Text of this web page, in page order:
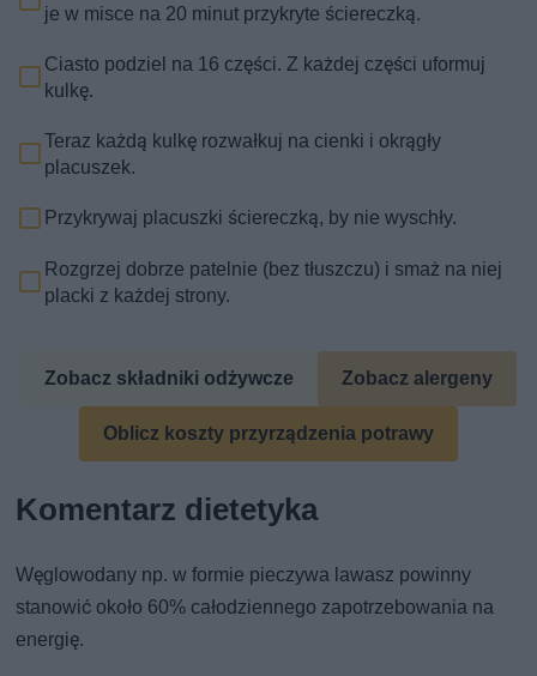
je w misce na 20 minut przykryte ściereczką.
Ciasto podziel na 16 części. Z każdej części uformuj
kulkę.
Teraz każdą kulkę rozwałkuj na cienki i okrągły
placuszek.
Przykrywaj placuszki ściereczką, by nie wyschły.
Rozgrzej dobrze patelnie (bez tłuszczu) i smaż na niej
placki z każdej strony.
Zobacz składniki odżywcze Zobacz alergeny
Oblicz koszty przyrządzenia potrawy
Komentarz dietetyka
Węglowodany np. w formie pieczywa lawasz powinny
stanowić około 60% całodziennego zapotrzebowania na
energię.